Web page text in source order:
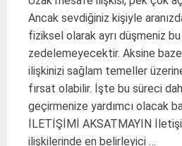
Ancak sevdiğiniz kişiyle
fiziksel olarak ayrı düşmeniz bu
zedelemeyecektir. Aksine
ilişkinizi sağlam temeller
fırsat olabilir. İşte bu süreci
geçirmenize yardımcı olacak
İLETİŞİMİ AKSATMAYIN
ilişkilerinde en belirleyici …